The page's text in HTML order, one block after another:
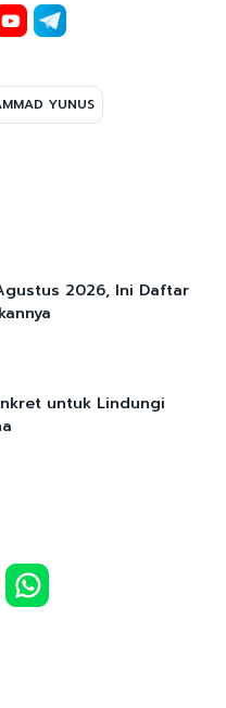
YUNUS
2026, Ini Daftar
untuk Lindungi